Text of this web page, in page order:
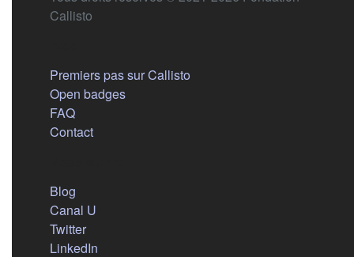
Callisto
Premiers pas sur Callisto
Open badges
FAQ
Contact
Blog
Canal U
Twitter(s'ouvre dans un nouvel onglet)
LinkedIn